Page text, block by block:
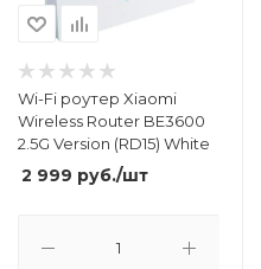
Wi-Fi роутер Xiaomi
Wireless Router BE3600
2.5G Version (RD15) White
2 999 руб./шт